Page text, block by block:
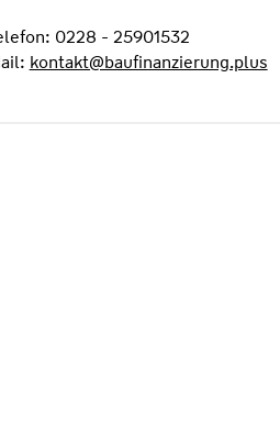
0228 - 25901532
kontakt@baufinanzierung.plus